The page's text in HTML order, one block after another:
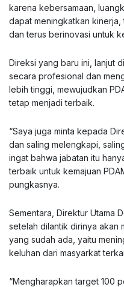
karena kebersamaan,
dapat meningkatkan
dan terus berinovasi untuk
Direksi yang baru ini, lanjut
secara profesional dan
lebih tinggi, mewujudkan
tetap menjadi terbaik.
“Saya juga minta kepada
dan saling melengkapi,
ingat bahwa jabatan itu
terbaik untuk kemajuan
pungkasnya.
Sementara, Direktur Utama
setelah dilantik dirinya akan
yang sudah ada, yaitu
keluhan dari masyarkat
“Mengharapkan target 100